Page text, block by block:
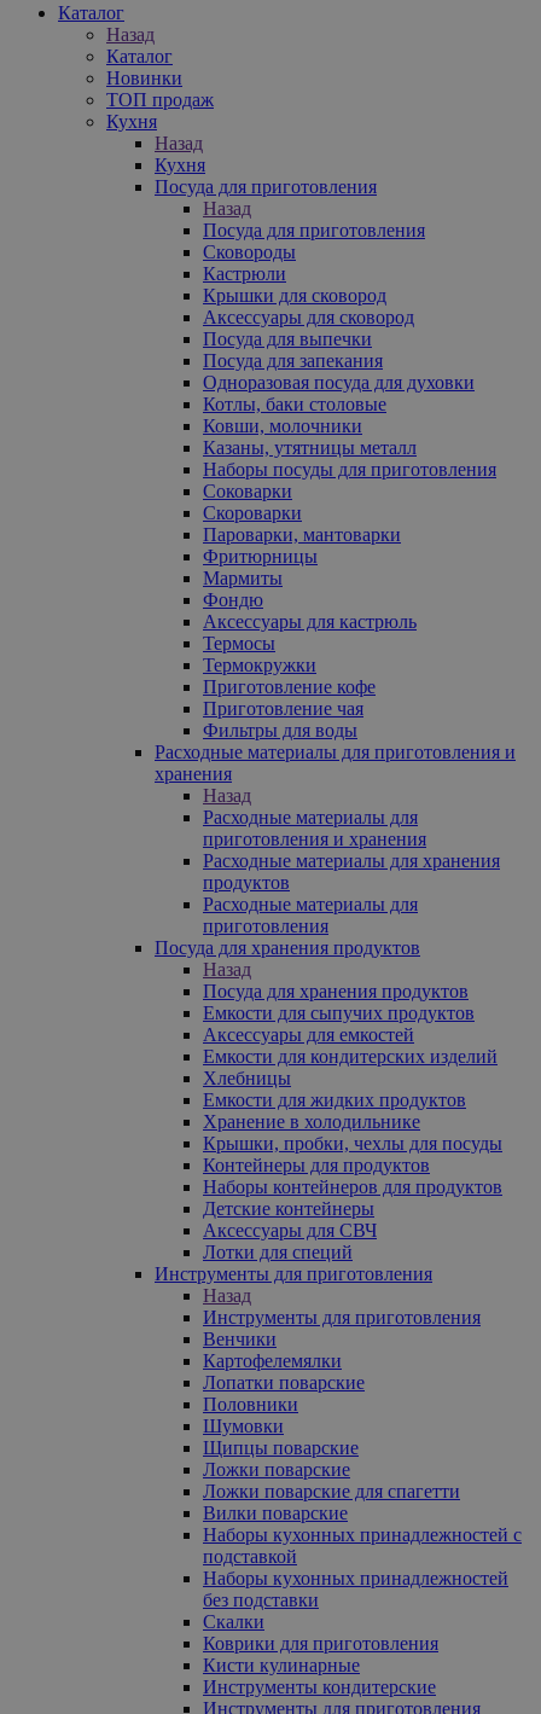
Каталог
Назад
Каталог
Новинки
ТОП продаж
Кухня
Назад
Кухня
Посуда для приготовления
Назад
Посуда для приготовления
Сковороды
Кастрюли
Крышки для сковород
Аксессуары для сковород
Посуда для выпечки
Посуда для запекания
Одноразовая посуда для духовки
Котлы, баки столовые
Ковши, молочники
Казаны, утятницы металл
Наборы посуды для приготовления
Соковарки
Скороварки
Пароварки, мантоварки
Фритюрницы
Мармиты
Фондю
Аксессуары для кастрюль
Термосы
Термокружки
Приготовление кофе
Приготовление чая
Фильтры для воды
Расходные материалы для приготовления и
хранения
Назад
Расходные материалы для
приготовления и хранения
Расходные материалы для хранения
продуктов
Расходные материалы для
приготовления
Посуда для хранения продуктов
Назад
Посуда для хранения продуктов
Емкости для сыпучих продуктов
Аксессуары для емкостей
Емкости для кондитерских изделий
Хлебницы
Емкости для жидких продуктов
Хранение в холодильнике
Крышки, пробки, чехлы для посуды
Контейнеры для продуктов
Наборы контейнеров для продуктов
Детские контейнеры
Аксессуары для СВЧ
Лотки для специй
Инструменты для приготовления
Назад
Инструменты для приготовления
Венчики
Картофелемялки
Лопатки поварские
Половники
Шумовки
Щипцы поварские
Ложки поварские
Ложки поварские для спагетти
Вилки поварские
Наборы кухонных принадлежностей с
подставкой
Наборы кухонных принадлежностей
без подставки
Скалки
Коврики для приготовления
Кисти кулинарные
Инструменты кондитерские
Инструменты для приготовления